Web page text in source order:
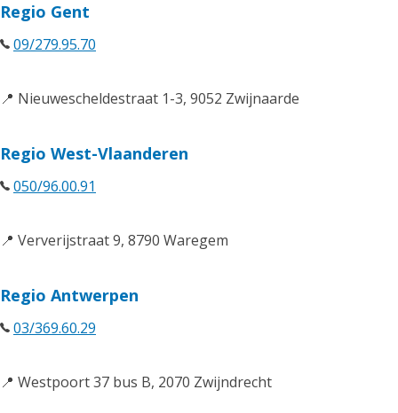
Regio Gent
09/279.95.70
📍 Nieuwescheldestraat 1-3, 9052 Zwijnaarde
Regio West-Vlaanderen
050/96.00.91
📍 Ververijstraat 9, 8790 Waregem
Regio Antwerpen
03/369.60.29
📍 Westpoort 37 bus B, 2070 Zwijndrecht